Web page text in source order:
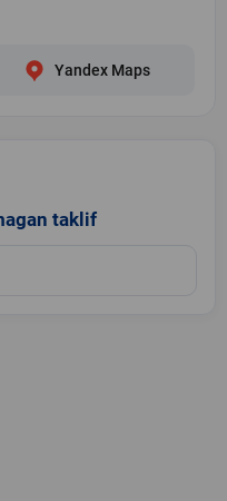
Yandex Maps
taklif